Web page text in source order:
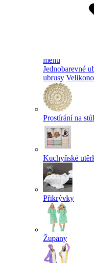
menu
Jednobarevné
ubrusy
Prostírání na stůl
Kuchyňské
Přikrývky
Župany